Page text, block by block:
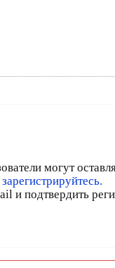
могут
зарегистрируйтесь.
и подтвердить